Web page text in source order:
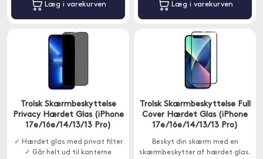
Læg i varekurven Læg i varekurven
Trolsk Skærmbeskyttelse
Privacy Hærdet Glas (iPhone
17e/16e/14/13/13 Pro)
✓ Hærdet glas med privat filter
✓ Går helt ud til kanterne
Trolsk Skærmbeskyttelse Full
Cover Hærdet Glas (iPhone
17e/16e/14/13/13 Pro)
Beskyt din skærm med en
skærmbeskytter af hærdet glas.